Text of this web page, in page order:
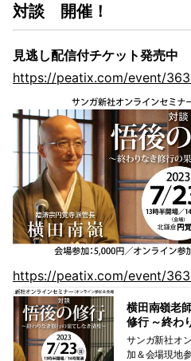
対談 開催！
見逃し配信付チケット発売中
https://peatix.com/event/
https://peatix.com/event/
横田南嶺老
修行 ～終わ
～」サンガ
ンライン参
サンガ新社オ
加＆会場現地